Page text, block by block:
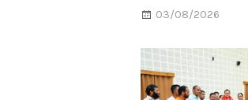
03/08/2026